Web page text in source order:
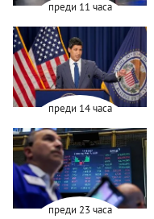
преди 11 часа
преди 14 часа
преди 23 часа